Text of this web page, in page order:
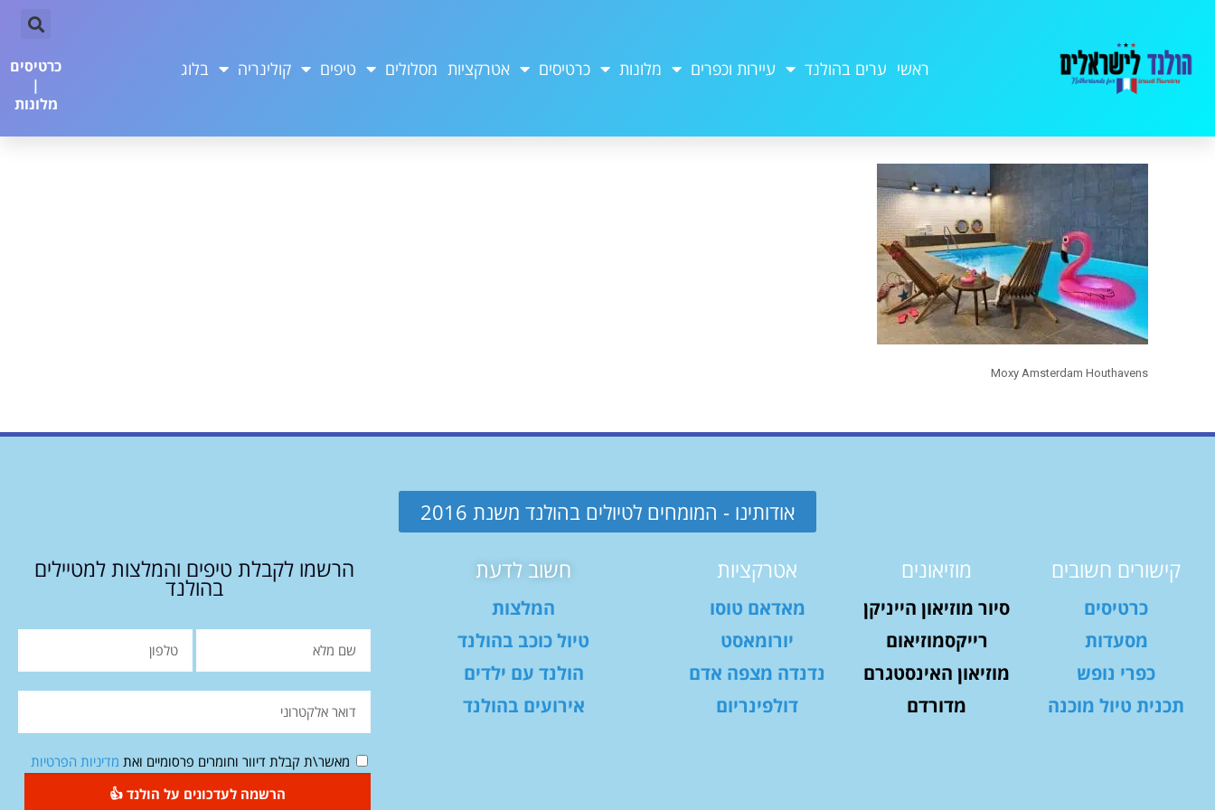
ראשי ערים בהולנד עיירות וכפרים מלונות כרטיסים אטרקציות מסלולים טיפים קולינריה בלוג
כרטיסים
|
מלונות
Moxy Amsterdam Houthavens
אודותינו - המומחים לטיולים בהולנד משנת 2016
קישורים חשובים
כרטיסים
מסעדות
כפרי נופש
תכנית טיול מוכנה
מוזיאונים
סיור מוזיאון הייניקן
רייקסמוזיאום
מוזיאון האינסטגרם
מדורדם
אטרקציות
מאדאם טוסו
יורומאסט
נדנדה מצפה אדם
דולפינריום
חשוב לדעת
המלצות
טיול כוכב בהולנד
הולנד עם ילדים
אירועים בהולנד
הרשמו לקבלת טיפים והמלצות למטיילים
בהולנד
מאשר\ת קבלת דיוור וחומרים פרסומיים ואת מדיניות הפרטיות
הרשמה לעדכונים על הולנד 👍